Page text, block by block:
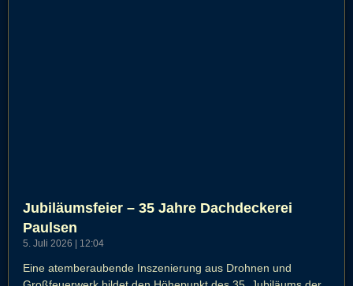
Jubiläumsfeier – 35 Jahre Dachdeckerei
Paulsen
5. Juli 2026 12:04
Eine atemberaubende Inszenierung aus Drohnen und